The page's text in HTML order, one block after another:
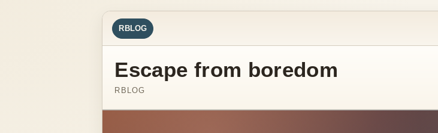
RBLOG
Escape from boredom
RBLOG